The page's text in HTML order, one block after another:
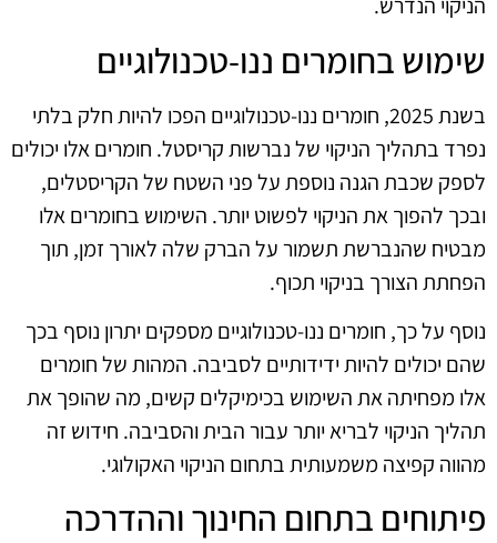
שימוש בחומרים ננו-טכנולוגיים
בשנת 2025, חומרים ננו-טכנולוגיים הפכו להיות חלק בלתי
נפרד בתהליך הניקוי של נברשות קריסטל. חומרים אלו יכולים
לספק שכבת הגנה נוספת על פני השטח של הקריסטלים,
ובכך להפוך את הניקוי לפשוט יותר. השימוש בחומרים אלו
מבטיח שהנברשת תשמור על הברק שלה לאורך זמן, תוך
הפחתת הצורך בניקוי תכוף.
נוסף על כך, חומרים ננו-טכנולוגיים מספקים יתרון נוסף בכך
שהם יכולים להיות ידידותיים לסביבה. המהות של חומרים
אלו מפחיתה את השימוש בכימיקלים קשים, מה שהופך את
תהליך הניקוי לבריא יותר עבור הבית והסביבה. חידוש זה
מהווה קפיצה משמעותית בתחום הניקוי האקולוגי.
פיתוחים בתחום החינוך וההדרכה